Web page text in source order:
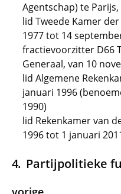
Agentschap) te
lid Tweede Kamer
1977 tot 14
fractievoorzitter D66
Generaal, van 10
lid Algemene
januari 1996
1990)
lid Rekenkamer van
1996 tot 1 januari
Partijpolitieke